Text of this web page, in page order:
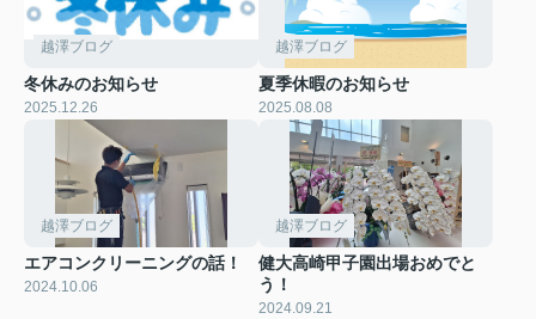
越澤ブログ
冬休みのお知らせ
2025.12.26
越澤ブログ
夏季休暇のお知らせ
2025.08.08
越澤ブログ
エアコンクリーニングの話！
2024.10.06
越澤ブログ
健大高崎甲子園出場おめでと
う！
2024.09.21